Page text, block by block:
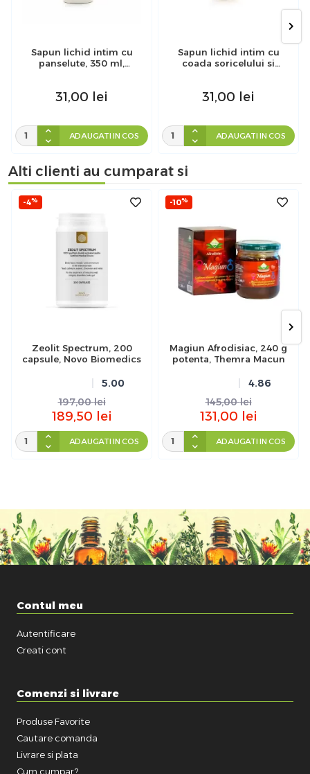
Sapun lichid intim cu
panselute, 350 ml,
31,00 lei
ADAUGATI IN COS
Sapun lichid intim cu
coada soricelului si
31,00 lei
ADAUGATI IN COS
Alti clienti au cumparat si
-4%
Zeolit Spectrum, 200
capsule, Novo Biomedics
5.00
197,00 lei
189,50 lei
ADAUGATI IN COS
-10%
Magiun Afrodisiac, 240 g
potenta, Themra Macun
4.86
145,00 lei
131,00 lei
ADAUGATI IN COS
Contul meu
Autentificare
Creati cont
Comenzi si livrare
Produse Favorite
Cautare comanda
Livrare si plata
Cum cumpar?